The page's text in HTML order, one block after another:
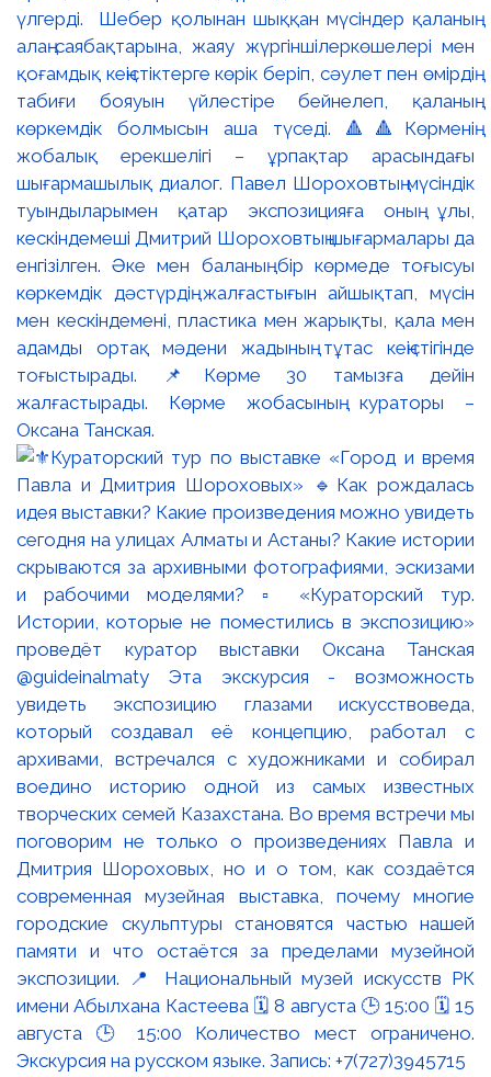
үлгерді. Шебер қолынан шыққан мүсіндер қаланың
алаң-саябақтарына, жаяу жүргіншілеркөшелері мен
қоғамдық кеңістіктерге көрік беріп, сәулет пен өмірдің
табиғи бояуын үйлестіре бейнелеп, қаланың
көркемдік болмысын аша түседі. 🔺🔺Көрменің
жобалық ерекшелігі – ұрпақтар арасындағы
шығармашылық диалог. Павел Шороховтың мүсіндік
туындыларымен қатар экспозицияға оның ұлы,
кескіндемеші Дмитрий Шороховтың шығармалары да
енгізілген. Әке мен баланың бір көрмеде тоғысуы
көркемдік дәстүрдің жалғастығын айшықтап, мүсін
мен кескіндемені, пластика мен жарықты, қала мен
адамды ортақ мәдени жадының тұтас кеңістігінде
тоғыстырады. 📌Көрме 30 тамызға дейін
жалғастырады. Көрме жобасының кураторы –
Оксана Танская.